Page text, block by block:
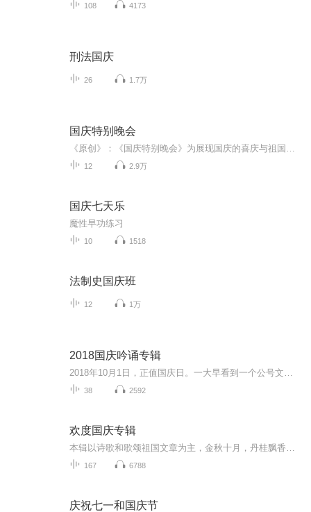
108 4173
刑法国庆
26 1.7万
国庆特别晚会
12 2.9万
国庆七天乐
魔性早功练习
10 1518
法制史国庆班
12 1万
2018国庆吟诵专辑
38 2592
欢度国庆专辑
167 6788
庆祝七一和国庆节